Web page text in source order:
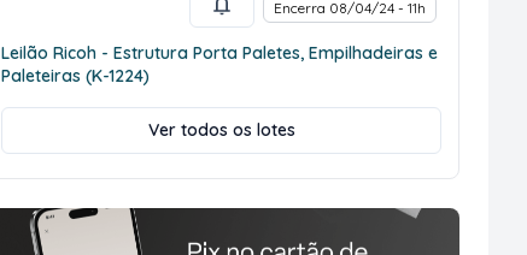
Encerra 08/04/24 - 11h
Leilão Ricoh - Estrutura Porta Paletes, Empilhadeiras e
Paleteiras (K-1224)
Ver todos os lotes